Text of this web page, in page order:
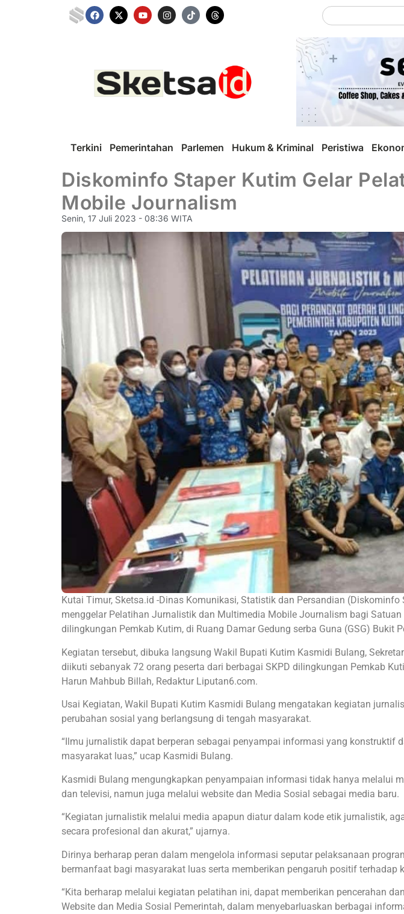
Terkini Pemerintahan Parlemen Hukum & Kriminal Peristiwa
Diskominfo Staper Kutim Gelar
Mobile Journalism
Senin, 17 Juli 2023 - 08:36 WITA
Kutai Timur, Sketsa.id -Dinas Komunikasi, Statistik dan Persandian
menggelar Pelatihan Jurnalistik dan Multimedia Mobile Journalism bagi Satuan
dilingkungan Pemkab Kutim, di Ruang Damar Gedung serba Guna (GSG) Bukit
Kegiatan tersebut, dibuka langsung Wakil Bupati Kutim Kasmidi Bulang,
diikuti sebanyak 72 orang peserta dari berbagai SKPD dilingkungan Pemkab
Harun Mahbub Billah, Redaktur Liputan6.com.
Usai Kegiatan, Wakil Bupati Kutim Kasmidi Bulang mengatakan kegiatan
perubahan sosial yang berlangsung di tengah masyarakat.
“Ilmu jurnalistik dapat berperan sebagai penyampai informasi yang konstruktif
masyarakat luas,” ucap Kasmidi Bulang.
Kasmidi Bulang mengungkapkan penyampaian informasi tidak hanya melalui
dan televisi, namun juga melalui website dan Media Sosial sebagai media baru.
“Kegiatan jurnalistik melalui media apapun diatur dalam kode etik jurnalistik,
secara profesional dan akurat,” ujarnya.
Dirinya berharap peran dalam mengelola informasi seputar pelaksanaan
bermanfaat bagi masyarakat luas serta memberikan pengaruh positif terhadap
“Kita berharap melalui kegiatan pelatihan ini, dapat memberikan pencerahan
Website dan Media Sosial Pemerintah, dalam menyebarluaskan berbagai